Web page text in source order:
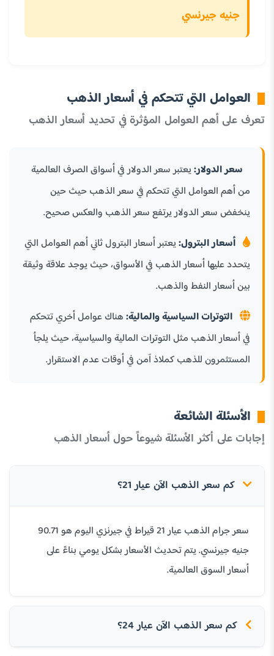
جنيه جيرنسي
العوامل التي تتحكم في أسعار الذهب
تعرف على أهم العوامل المؤثرة في تحديد أسعار الذهب
سعر الدولار:يعتبر سعر الدولار في أسواق الصرف العالمية
من أهم العوامل التي تتحكم في سعر الذهب حيث حين
ينخفض سعر الدولار يرتفع سعر الذهب والعكس صحيح.
أسعار البترول:يعتبر أسعار البترول ثاني أهم العوامل التي
يتحدد عليها أسعار الذهب في الأسواق، حيث يوجد علاقة وثيقة
بين أسعار النفط والذهب.
التوترات السياسية والمالية:هناك عوامل أخري تتحكم
في أسعار الذهب مثل التوترات المالية والسياسية، حيث يلجأ
المستثمرون للذهب كملاذ آمن في أوقات عدم الاستقرار.
الأسئلة الشائعة
إجابات على أكثر الأسئلة شيوعاً حول أسعار الذهب
كم سعر الذهب الآن عيار 21؟
سعر جرام الذهب عيار 21 قيراط في جيرنزي اليوم هو 90.71
جنيه جيرنسي. يتم تحديث الأسعار بشكل يومي بناءً على
أسعار السوق العالمية.
كم سعر الذهب الآن عيار 24؟